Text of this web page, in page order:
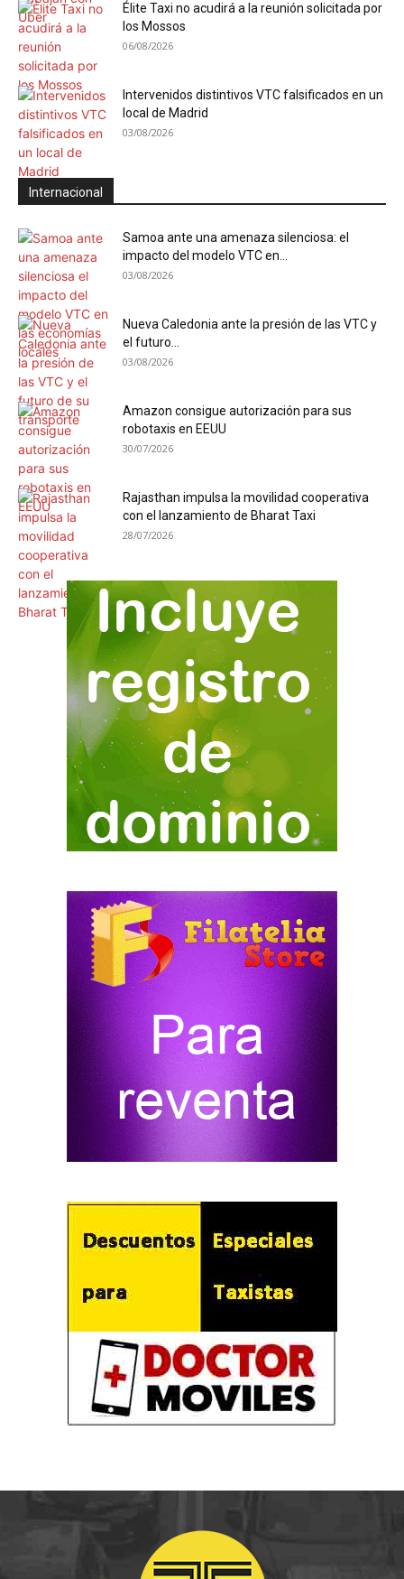
Élite Taxi no acudirá a la reunión solicitada por
los Mossos
06/08/2026
Intervenidos distintivos VTC falsificados en un
local de Madrid
03/08/2026
Internacional
Samoa ante una amenaza silenciosa: el
impacto del modelo VTC en...
03/08/2026
Nueva Caledonia ante la presión de las VTC y
el futuro...
03/08/2026
Amazon consigue autorización para sus
robotaxis en EEUU
30/07/2026
Rajasthan impulsa la movilidad cooperativa
con el lanzamiento de Bharat Taxi
28/07/2026